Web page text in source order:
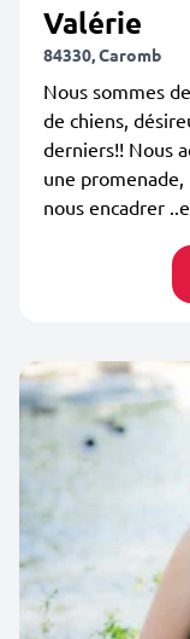
Valérie
84330, Caromb
Nous sommes
de chiens,
derniers!! Nous
une promenade,
nous encadrer